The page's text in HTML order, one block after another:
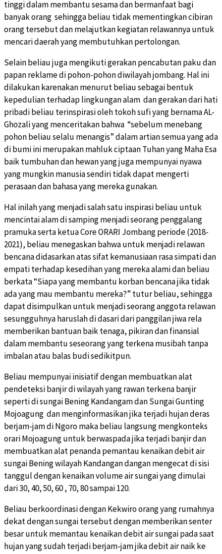
tinggi dalam membantu sesama dan bermanfaat bagi
banyak orang sehingga beliau tidak mementingkan cibiran
orang tersebut dan melajutkan kegiatan relawannya untuk
mencari daerah yang membutuhkan pertolongan.
Selain beliau juga mengikuti gerakan pencabutan paku dan
papan reklame di pohon-pohon diwilayah jombang. Hal ini
dilakukan karenakan menurut beliau sebagai bentuk
kepedulian terhadap lingkungan alam dan gerakan dari hati
pribadi beliau terinspirasi oleh tokoh sufi yang bernama AL-
Ghozali yang menceritakan bahwa “sebelum menebang
pohon beliau selalu menangis” dalam artian semua yang ada
di bumi ini merupakan mahluk ciptaan Tuhan yang Maha Esa
baik tumbuhan dan hewan yang juga mempunyai nyawa
yang mungkin manusia sendiri tidak dapat mengerti
perasaan dan bahasa yang mereka gunakan.
Hal inilah yang menjadi salah satu inspirasi beliau untuk
mencintai alam di samping menjadi seorang penggalang
pramuka serta ketua Core ORARI Jombang periode (2018-
2021), beliau menegaskan bahwa untuk menjadi relawan
bencana didasarkan atas sifat kemanusiaan rasa simpati dan
empati terhadap kesedihan yang mereka alami dan beliau
berkata “Siapa yang membantu korban bencana jika tidak
ada yang mau membantu mereka?” tutur beliau, sehingga
dapat disimpulkan untuk menjadi seorang anggota relawan
sesungguhnya haruslah di dasari dari panggilan jiwa rela
memberikan bantuan baik tenaga, pikiran dan finansial
dalam membantu seseorang yang terkena musibah tanpa
imbalan atau balas budi sedikitpun.
Beliau mempunyai inisiatif dengan membuatkan alat
pendeteksi banjir di wilayah yang rawan terkena banjir
seperti di sungai Bening Kandangam dan Sungai Gunting
Mojoagung dan menginformasikan jika terjadi hujan deras
berjam-jam di Ngoro maka beliau langsung mengkonteks
orari Mojoagung untuk berwaspada jika terjadi banjir dan
membuatkan alat penanda pemantau kenaikan debit air
sungai Bening wilayah Kandangan dangan mengecat di sisi
tanggul dengan kenaikan volume air sungai yang dimulai
dari 30, 40, 50, 60 , 70, 80 sampai 120.
Beliau berkoordinasi dengan Kekwiro orang yang rumahnya
dekat dengan sungai tersebut dengan memberikan senter
besar untuk memantau kenaikan debit air sungai pada saat
hujan yang sudah terjadi berjam-jam jika debit air naik ke